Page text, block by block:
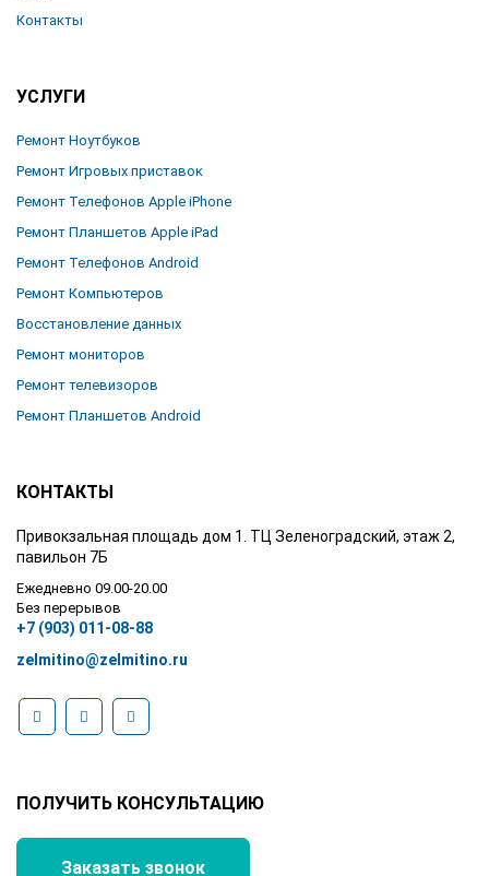
Контакты
УСЛУГИ
Ремонт Ноутбуков
Ремонт Игровых приставок
Ремонт Телефонов Apple iPhone
Ремонт Планшетов Apple iPad
Ремонт Телефонов Android
Ремонт Компьютеров
Восстановление данных
Ремонт мониторов
Ремонт телевизоров
Ремонт Планшетов Android
КОНТАКТЫ
Привокзальная площадь дом 1. ТЦ Зеленоградский, этаж 2,
павильон 7Б
Ежедневно 09.00-20.00
Без перерывов
+7 (903) 011-08-88
zelmitino@zelmitino.ru
ПОЛУЧИТЬ КОНСУЛЬТАЦИЮ
Заказать звонок